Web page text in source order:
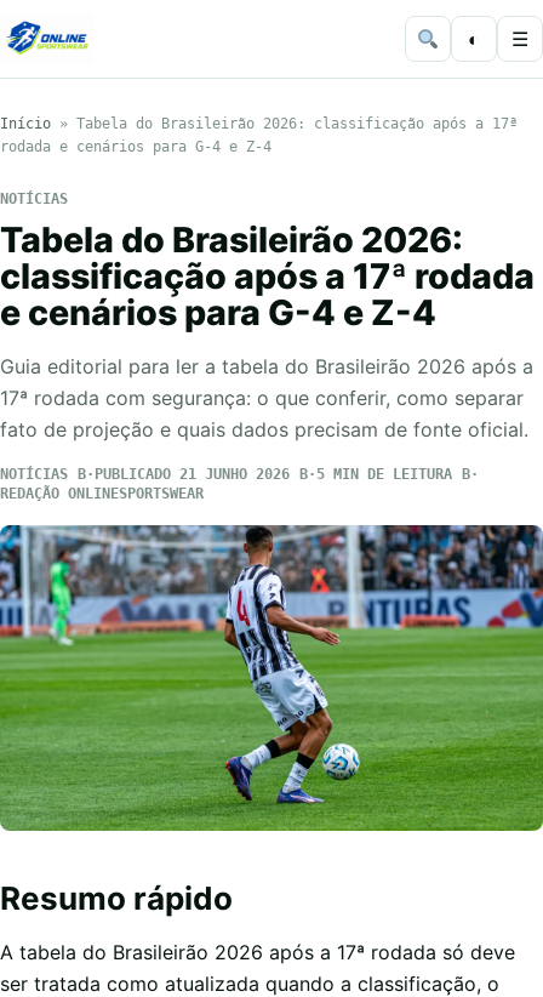
◐ ☰
Início » Tabela do Brasileirão 2026: classificação após a 17ª
rodada e cenários para G-4 e Z-4
NOTÍCIAS
Tabela do Brasileirão 2026:
classificação após a 17ª rodada
e cenários para G-4 e Z-4
Guia editorial para ler a tabela do Brasileirão 2026 após a
17ª rodada com segurança: o que conferir, como separar
fato de projeção e quais dados precisam de fonte oficial.
NOTÍCIAS PUBLICADO 21 JUNHO 2026
5 MIN DE LEITURA
REDAÇÃO ONLINESPORTSWEAR
Resumo rápido
A tabela do Brasileirão 2026 após a 17ª rodada só deve
ser tratada como atualizada quando a classificação, o